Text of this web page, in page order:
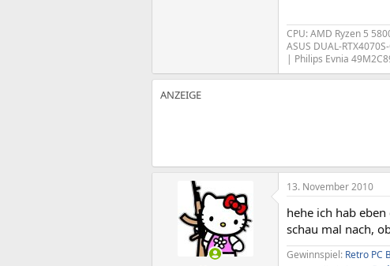
CPU: AMD Ryzen 5
ASUS DUAL-
| Philips Evnia
13. November 2010
hehe ich hab
schau mal nach,
Gewinnspiel: Retro PC